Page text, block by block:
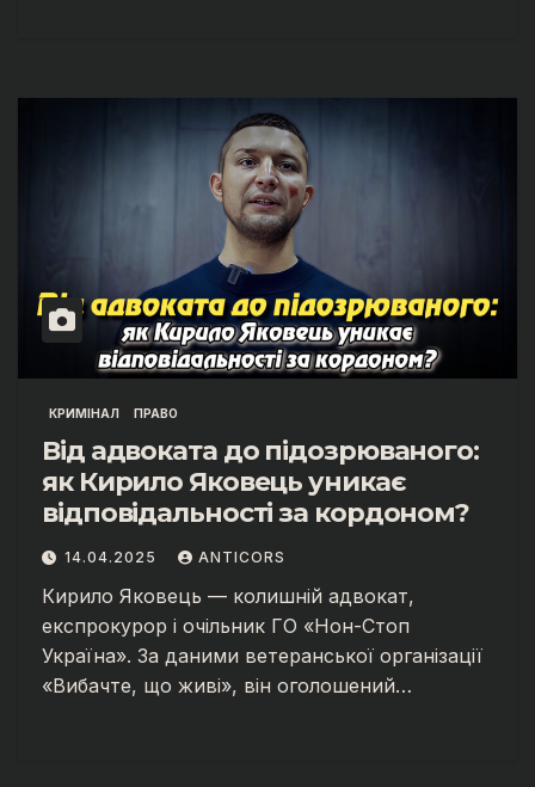
КРИМІНАЛ ПРАВО
Від адвоката до підозрюваного:
як Кирило Яковець уникає
відповідальності за кордоном?
14.04.2025 ANTICORS
Кирило Яковець — колишній адвокат,
експрокурор і очільник ГО «Нон-Стоп
Україна». За даними ветеранської організації
«Вибачте, що живі», він оголошений…